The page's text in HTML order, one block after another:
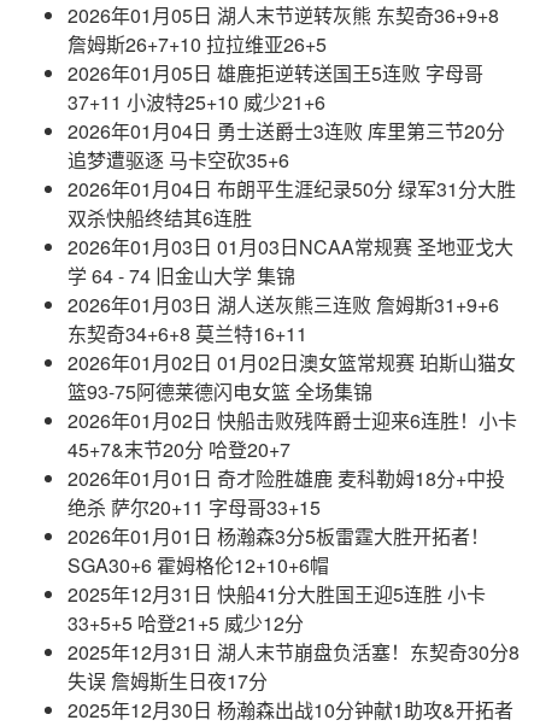
2026年01月05日 湖人末节逆转灰熊 东契奇36+9+8
詹姆斯26+7+10 拉拉维亚26+5
2026年01月05日 雄鹿拒逆转送国王5连败 字母哥
37+11 小波特25+10 威少21+6
2026年01月04日 勇士送爵士3连败 库里第三节20分
追梦遭驱逐 马卡空砍35+6
2026年01月04日 布朗平生涯纪录50分 绿军31分大胜
双杀快船终结其6连胜
2026年01月03日 01月03日NCAA常规赛 圣地亚戈大
学 64 - 74 旧金山大学 集锦
2026年01月03日 湖人送灰熊三连败 詹姆斯31+9+6
东契奇34+6+8 莫兰特16+11
2026年01月02日 01月02日澳女篮常规赛 珀斯山猫女
篮93-75阿德莱德闪电女篮 全场集锦
2026年01月02日 快船击败残阵爵士迎来6连胜！小卡
45+7&末节20分 哈登20+7
2026年01月01日 奇才险胜雄鹿 麦科勒姆18分+中投
绝杀 萨尔20+11 字母哥33+15
2026年01月01日 杨瀚森3分5板雷霆大胜开拓者！
SGA30+6 霍姆格伦12+10+6帽
2025年12月31日 快船41分大胜国王迎5连胜 小卡
33+5+5 哈登21+5 威少12分
2025年12月31日 湖人末节崩盘负活塞！东契奇30分8
失误 詹姆斯生日夜17分
2025年12月30日 杨瀚森出战10分钟献1助攻&开拓者